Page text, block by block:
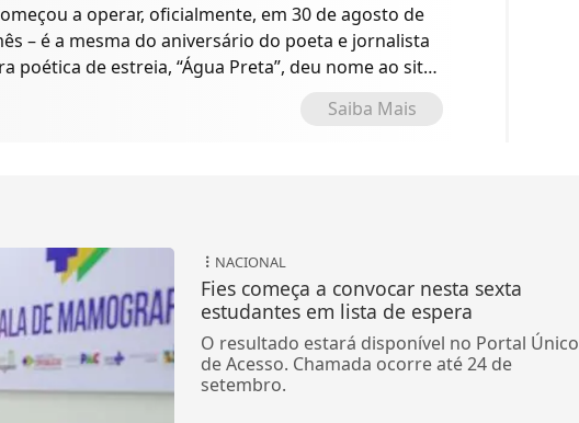
a operar, oficialmente, em 30 de agosto de
– é a mesma do aniversário do poeta e jornalista
poética de estreia, “Água Preta”, deu nome ao site
Saiba Mais
NACIONAL
Fies começa a convocar nesta sexta
estudantes em lista de espera
O resultado estará disponível no Portal Único
de Acesso. Chamada ocorre até 24 de
setembro.